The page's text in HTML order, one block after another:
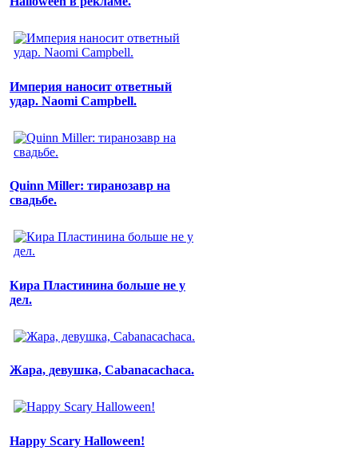
Империя наносит ответный
удар. Naomi Campbell.
Quinn Miller: тиранозавр на
свадьбе.
Кира Пластинина больше не у
дел.
Жара, девушка, Cabanacachaca.
Happy Scary Halloween!